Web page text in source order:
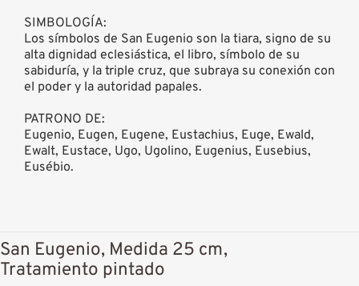
SIMBOLOGÍA:
Los símbolos de San Eugenio son la tiara, signo de su
alta dignidad eclesiástica, el libro, símbolo de su
sabiduría, y la triple cruz, que subraya su conexión con
el poder y la autoridad papales.
PATRONO DE:
Eugenio, Eugen, Eugene, Eustachius, Euge, Ewald,
Ewalt, Eustace, Ugo, Ugolino, Eugenius, Eusebius,
Eusébio.
San Eugenio, Medida 25 cm,
Tratamiento pintado